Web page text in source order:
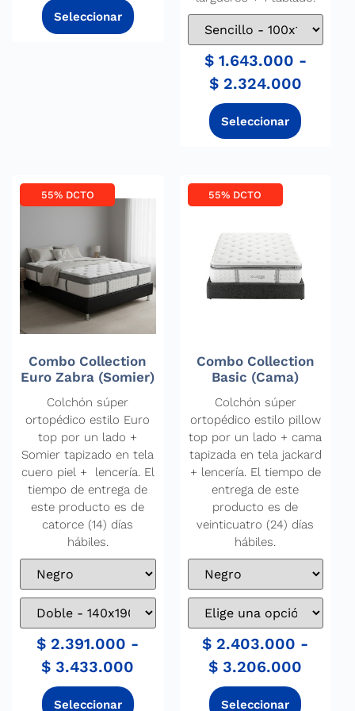
$1.643.000 -
$2.324.000
55% DCTO
Combo Collection
Euro Zabra (Somier)
Colchón súper
ortopédico estilo Euro
top por un lado +
Somier tapizado en tela
cuero piel + lencería. El
tiempo de entrega de
este producto es de
catorce (14) días
hábiles.
$ 2.391.000 -
$ 3.433.000
55% DCTO
Combo Collection
Basic (Cama)
Colchón súper
ortopédico estilo pillow
top por un lado + cama
tapizada en tela jackard
+ lencería. El tiempo de
entrega de este
producto es de
veinticuatro (24) días
hábiles.
$ 2.403.000 -
$ 3.206.000